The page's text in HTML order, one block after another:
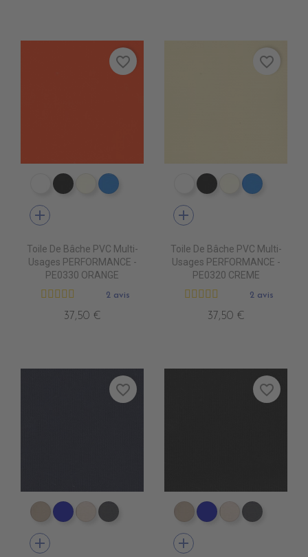
PE0400 BLANC
PE0440 NOIR
PE0490 IVOIRE
PE0410 BLEU ROYAL
add
Toile De Bâche PVC Multi-
Usages PERFORMANCE -
PE0330 ORANGE
2 avis
37,50 €
favorite_border
PE0400 BLANC
PE0440 NOIR
PE0490PE0410
add
Toile De Bâche PVC Multi-
Usages PERFORMANCE -
PE0320 CREME
2 avis
37,50 €
favorite_border
PR1590 PARIS BEIGE
PR1480 MARINE BLUE
PR1790 BEIGE CLAIR
PR1890 ANTHRACITE
add
favorite_border
PR1590 PARIS BEIGE
PR1480 MARINE
PR1790PR1890
add
favorite_border